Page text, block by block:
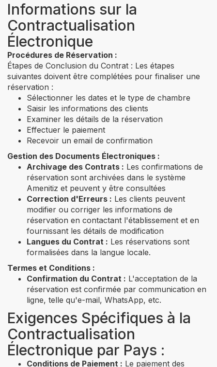
Informations sur la
Contractualisation
Électronique
Procédures de Réservation :
Étapes de Conclusion du Contrat : Les étapes
suivantes doivent être complétées pour finaliser une
réservation :
Sélectionner les dates et le type de chambre
Saisir les informations des clients
Examiner les détails de la réservation
Effectuer le paiement
Recevoir un email de confirmation
Gestion des Documents Électroniques :
Archivage des Contrats : Les confirmations de
réservation sont archivées dans le système
Amenitiz et peuvent y être consultées
Correction d'Erreurs : Les clients peuvent
modifier ou corriger les informations de
réservation en contactant l'établissement et en
fournissant les détails de modification
Langues du Contrat : Les réservations sont
formalisées dans la langue locale.
Termes et Conditions :
Confirmation du Contrat : L'acceptation de la
réservation est confirmée par communication en
ligne, telle qu'e-mail, WhatsApp, etc.
Exigences Spécifiques à la
Contractualisation
Électronique par Pays :
Conditions de Paiement : Le paiement des